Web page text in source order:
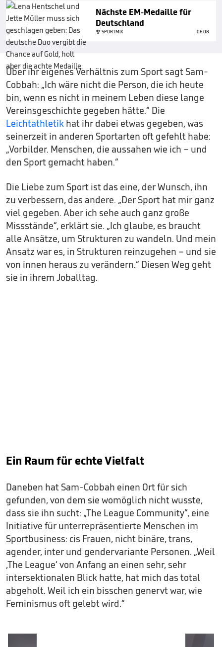
Nächste EM-Medaille für
Deutschland
SPORTMIX 06.08.
Über ihr eigenes Verhältnis zum Sport sagt Sam-
Cobbah: „Ich wäre nicht die Person, die ich heute
bin, wenn es nicht in meinem Leben diese lange
Vereinsgeschichte gegeben hätte.“ Die
Leichtathletik hat ihr dabei etwas gegeben, was
seinerzeit in anderen Sportarten oft gefehlt habe:
„Vorbilder. Menschen, die aussahen wie ich – und
den Sport gemacht haben.“
Die Liebe zum Sport ist das eine, der Wunsch, ihn
zu verbessern, das andere. „Der Sport hat mir ganz
viel gegeben. Aber ich sehe auch ganz große
Missstände“, erklärt sie. „Ich glaube, es braucht
alle Ansätze, um Strukturen zu wandeln. Und mein
Ansatz war es, in Strukturen reinzugehen – und sie
von innen heraus zu verändern.“ Diesen Weg geht
sie in ihrem Joballtag.
Ein Raum für echte Vielfalt
Daneben hat Sam-Cobbah einen Ort für sich
gefunden, von dem sie womöglich nicht wusste,
dass sie ihn sucht: „The League Community“, eine
Initiative für unterrepräsentierte Menschen im
Sportbusiness: cis Frauen, nicht binäre, trans,
agender, inter und gendervariante Personen. „Weil
‚The League‘ von Anfang an einen sehr, sehr
intersektionalen Blick hatte, hat mich das total
abgeholt. Weil ich ein bisschen genervt war, wie
Feminismus oft gelebt wird.“